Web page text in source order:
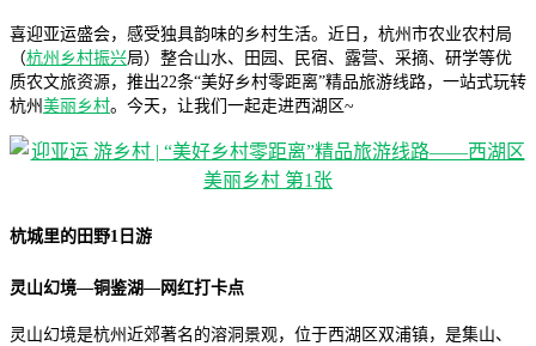
喜迎亚运盛会，感受独具韵味的乡村生活。近日，杭州市农业农村局
（杭州乡村振兴局）整合山水、田园、民宿、露营、采摘、研学等优
质农文旅资源，推出22条“美好乡村零距离”精品旅游线路，一站式玩转
杭州 美丽乡村。今天，让我们一起走进西湖区~
杭城里的田野1日游
灵山幻境—铜鉴湖—网红打卡点
灵山幻境是杭州近郊著名的溶洞景观，位于西湖区双浦镇，是集山、